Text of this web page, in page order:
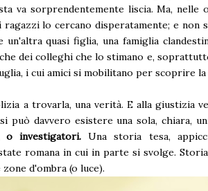
va sorprendentemente liscia. Ma,
ragazzi lo cercano disperatamente; e non
un'altra quasi figlia, una famiglia
dei colleghi che lo stimano e,
i cui amici si mobilitano per scoprire
a trovarla, una verità. E alla giustizia
può davvero esistere una sola, chiara,
o investigatori. Una storia tesa,
romana in cui in parte si svolge.
d'ombra (o luce).